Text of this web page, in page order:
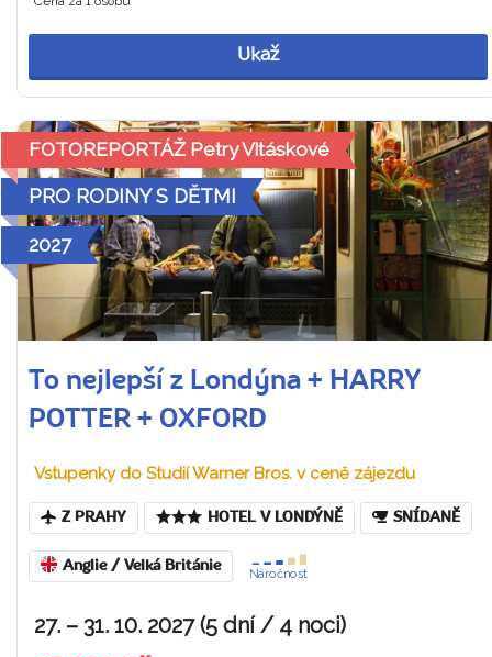
Ukaž
FOTOREPORTÁŽ Petry Vitáskové
PRO RODINY S DĚTMI
2027
To nejlepší z Londýna + HARRY
POTTER + OXFORD
Vstupenky do Studií Warner Bros. v ceně zájezdu
Z PRAHY HOTEL V LONDÝNĚ SNÍDANĚ
Anglie / Velká Británie
Náročnost
27. – 31. 10. 2027 (5 dní / 4 noci)